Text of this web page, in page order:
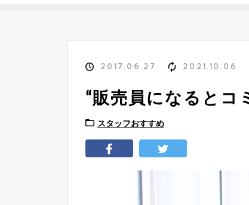
2017.06.27 2021.10.06
“販売員になるとコ
スタッフおすすめ